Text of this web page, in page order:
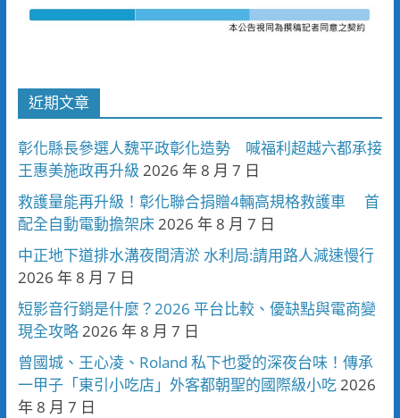
近期文章
彰化縣長參選人魏平政彰化造勢 喊福利超越六都承接
王惠美施政再升級 2026 年 8 月 7 日
救護量能再升級！彰化聯合捐贈4輛高規格救護車 首
配全自動電動擔架床 2026 年 8 月 7 日
中正地下道排水溝夜間清淤 水利局:請用路人減速慢行
2026 年 8 月 7 日
短影音行銷是什麼？2026 平台比較、優缺點與電商變
現全攻略 2026 年 8 月 7 日
曾國城、王心凌、Roland 私下也愛的深夜台味！傳承
一甲子「東引小吃店」外客都朝聖的國際級小吃 2026
年 8 月 7 日